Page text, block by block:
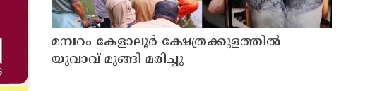
മമ്പറം കേളാലൂർ ക്ഷേത്രക്കുളത്തിൽ
യുവാവ് മുങ്ങി മരിച്ചു